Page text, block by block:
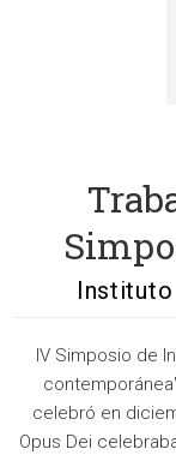
IV Simposio de
celebró en
Opus Dei